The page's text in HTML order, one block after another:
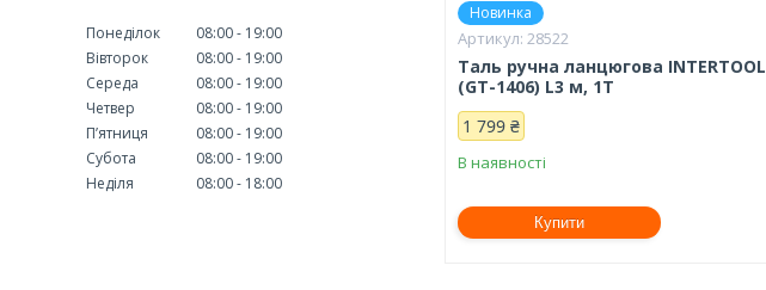
Новинка
28522
Таль ручна ланцюгова INTERTOOL
(GT-1406) L3 м, 1Т
1 799 ₴
В наявності
Купити
Понеділок 08:00
19:00
Вівторок
08:00
19:00
Середа
08:00
19:00
Четвер
08:00
19:00
Пʼятниця
08:00
19:00
Субота
08:00
19:00
Неділя
08:00 18:00